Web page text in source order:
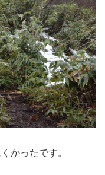
かったです。